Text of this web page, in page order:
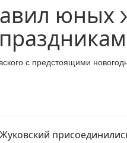
юных
с предстоящими